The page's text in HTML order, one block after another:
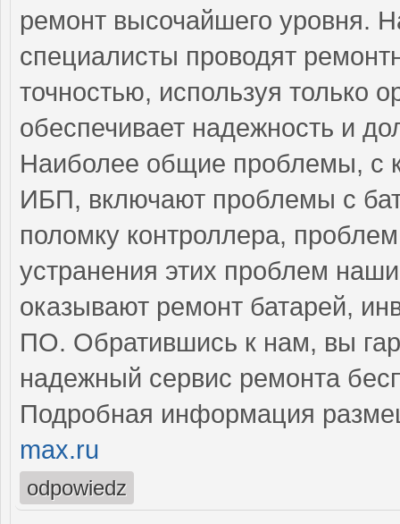
ремонт высочайшего уровня.
специалисты проводят
точностью, используя только
обеспечивает надежность и
Наиболее общие проблемы, с
ИБП, включают проблемы с
поломку контроллера,
устранения этих проблем
оказывают ремонт батарей,
ПО. Обратившись к нам, вы
надежный сервис ремонта
Подробная информация
max.ru
odpowiedz